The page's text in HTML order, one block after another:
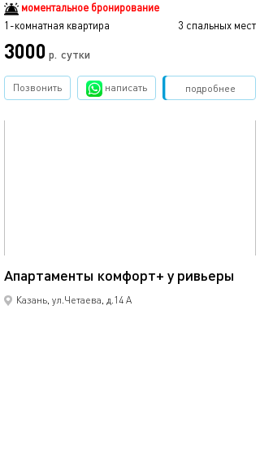
моментальное бронирование
1-комнатная квартира
3 спальных мест
3000 р. сутки
подробнее
Позвонить написать Забронировать
Апартаменты комфорт+ у ривьеры
Казань, ул.Четаева, д.14 А